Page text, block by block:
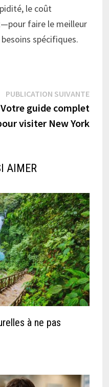
le coût
faire le meilleur
spécifiques.
:
PUBLICATION SUIVANTE
Votre guide complet
visiter New York
AIMER
à ne pas